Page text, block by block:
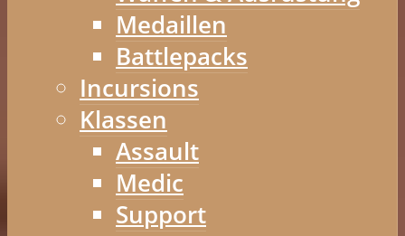
Medaillen
Battlepacks
Incursions
Klassen
Assault
Medic
Support